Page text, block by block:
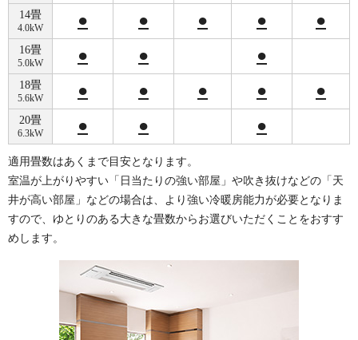
14畳
4.0kW ● ● ● ● ●
16畳
5.0kW ● ● ●
18畳
5.6kW ● ● ● ● ●
20畳
6.3kW ● ● ●
適用畳数はあくまで目安となります。
室温が上がりやすい「日当たりの強い部屋」や吹き抜けなどの「天
井が高い部屋」などの場合は、より強い冷暖房能力が必要となりま
すので、ゆとりのある大きな畳数からお選びいただくことをおすす
めします。